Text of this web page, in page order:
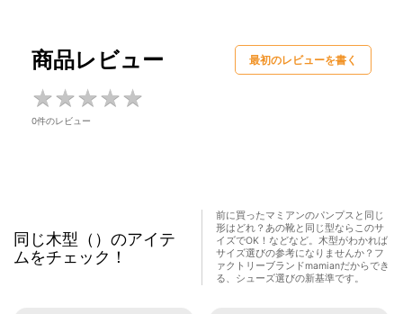
商品レビュー 最初のレビューを書く
★ ★ ★ ★ ★
★ ★ ★ ★ ★
0件のレビュー
同じ木型（）のアイテ
ムをチェック！
前に買ったマミアンのパンプスと同じ
形はどれ？あの靴と同じ型ならこのサ
イズでOK！などなど。木型がわかれば
サイズ選びの参考になりませんか？フ
ァクトリーブランドmamianだからでき
る、シューズ選びの新基準です。